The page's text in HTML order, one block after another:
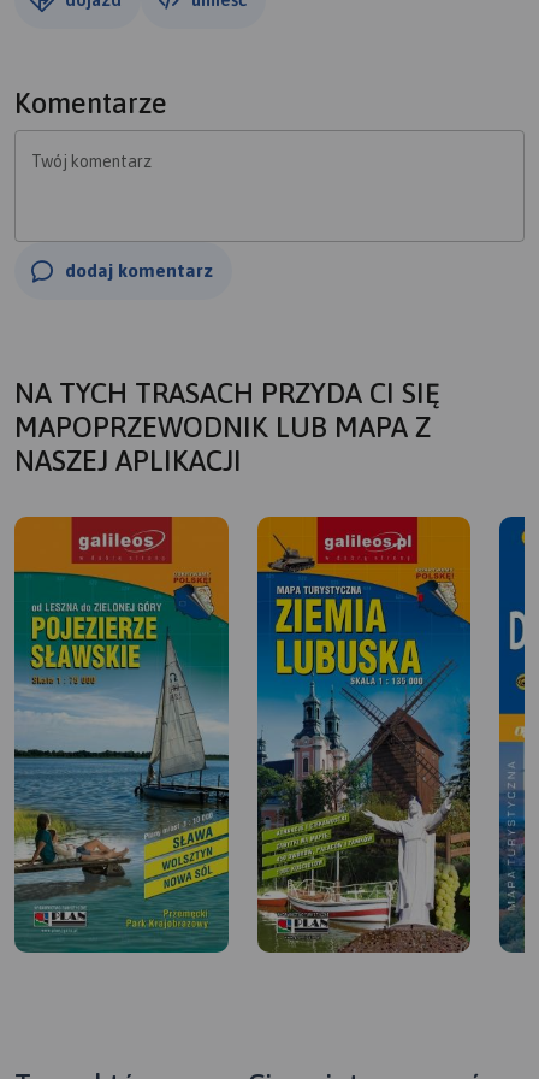
Komentarze
Twój komentarz
dodaj komentarz
NA TYCH TRASACH PRZYDA CI SIĘ
MAPOPRZEWODNIK LUB MAPA Z
NASZEJ APLIKACJI